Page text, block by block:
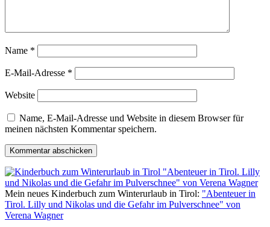
Name *
E-Mail-Adresse *
Website
Name, E-Mail-Adresse und Website in diesem Browser für
meinen nächsten Kommentar speichern.
Mein neues Kinderbuch zum Winterurlaub in Tirol: "Abenteuer in
Tirol. Lilly und Nikolas und die Gefahr im Pulverschnee" von
Verena Wagner